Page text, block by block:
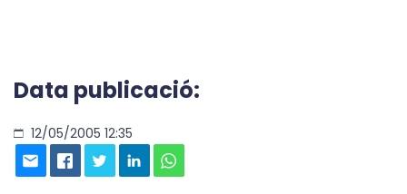
Data publicació:
12/05/2005 12:35